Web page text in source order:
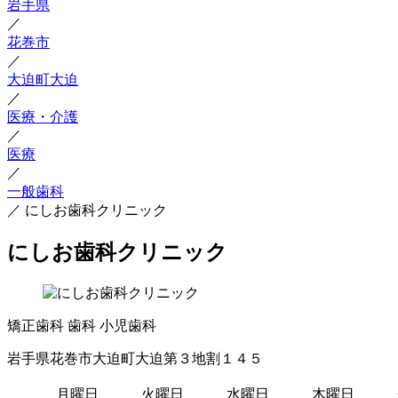
岩手県
／
花巻市
／
大迫町大迫
／
医療・介護
／
医療
／
一般歯科
／ にしお歯科クリニック
にしお歯科クリニック
矯正歯科 歯科 小児歯科
岩手県花巻市大迫町大迫第３地割１４５
月曜日 火曜日 水曜日 木曜日